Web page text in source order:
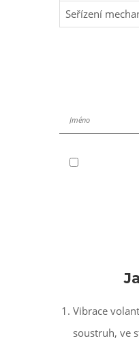
Seřízení
Vibrace
soustruh, ve